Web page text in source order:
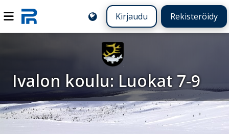
Kirjaudu Rekisteröidy
Ivalon koulu: Luokat 7-9